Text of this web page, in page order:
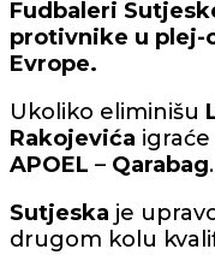
Fudbaleri
protivnike u plej-
Evrope.
Ukoliko eliminišu
Rakojevića
APOEL – Qarabag.
Sutjeska je
drugom kolu